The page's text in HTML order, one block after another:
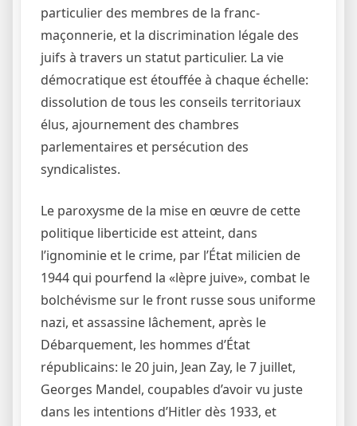
particulier des membres de la franc-
maçonnerie, et la discrimination légale des
juifs à travers un statut particulier. La vie
démocratique est étouffée à chaque échelle:
dissolution de tous les conseils territoriaux
élus, ajournement des chambres
parlementaires et persécution des
syndicalistes.
Le paroxysme de la mise en œuvre de cette
politique liberticide est atteint, dans
l’ignominie et le crime, par l’État milicien de
1944 qui pourfend la «lèpre juive», combat le
bolchévisme sur le front russe sous uniforme
nazi, et assassine lâchement, après le
Débarquement, les hommes d’État
républicains: le 20 juin, Jean Zay, le 7 juillet,
Georges Mandel, coupables d’avoir vu juste
dans les intentions d’Hitler dès 1933, et